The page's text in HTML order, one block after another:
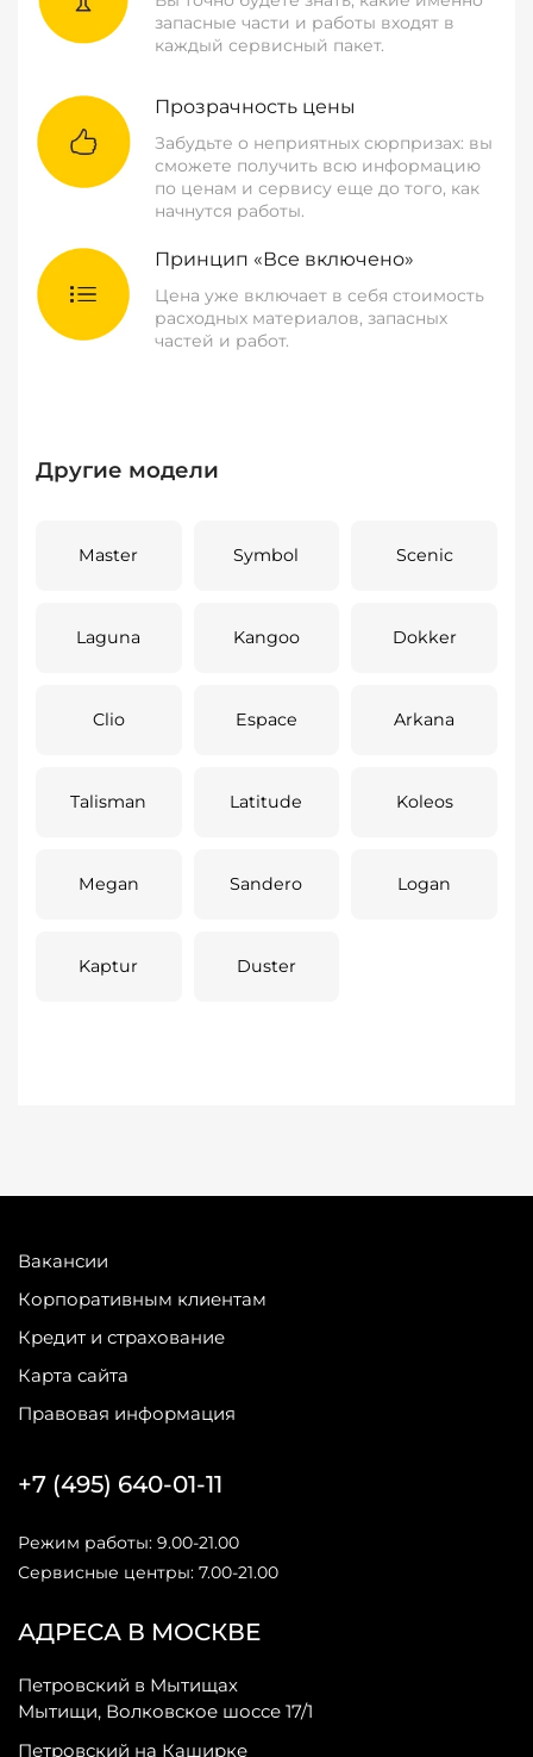
запасные части и работы входят в
каждый сервисный пакет.
Прозрачность цены
Забудьте о неприятных сюрпризах: вы
сможете получить всю информацию
по ценам и сервису еще до того, как
начнутся работы.
Принцип «Все включено»
Цена уже включает в себя стоимость
расходных материалов, запасных
частей и работ.
Другие модели
Master Symbol Scenic
Laguna Kangoo Dokker
Clio Espace Arkana
Talisman Latitude Koleos
Megan Sandero Logan
Kaptur Duster
Вакансии
Корпоративным клиентам
Кредит и страхование
Карта сайта
Правовая информация
АДРЕСА В МОСКВЕ
Петровский в Мытищах
Мытищи, Волковское шоссе 17/1
Петровский на Каширке
+7 (495) 640-01-11
Режим работы: 9.00-21.00
Сервисные центры: 7.00-21.00